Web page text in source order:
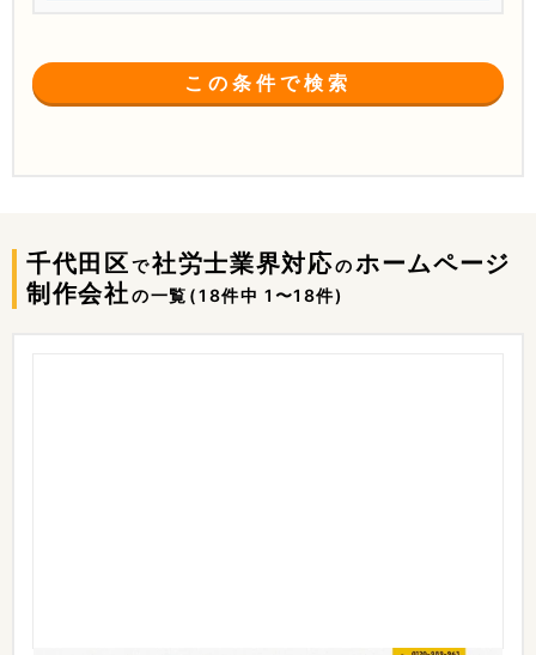
この条件で検索
千代田区で社労士業界対応のホームページ
制作会社の一覧 (18件中 1〜18件)